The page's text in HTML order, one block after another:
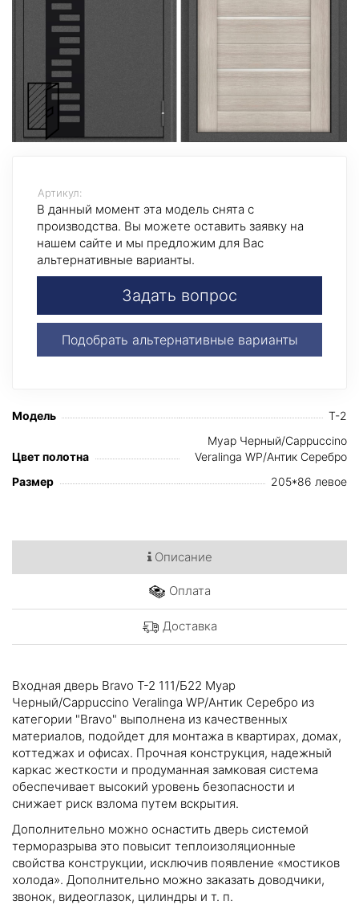
Артикул:
В данный момент эта модель снята с
производства. Вы можете оставить заявку на
нашем сайте и мы предложим для Вас
альтернативные варианты.
Задать вопрос
Подобрать альтернативные варианты
Модель T-2
Цвет полотна
Муар Черный/Cappuccino
Veralinga WP/Антик Серебро
Размер
205*86 левое
Описание
Оплата
Доставка
Входная дверь Bravo T-2 111/Б22 Муар
Черный/Cappuccino Veralinga WP/Антик Серебро из
категории "Bravo" выполнена из качественных
материалов, подойдет для монтажа в квартирах, домах,
коттеджах и офисах. Прочная конструкция, надежный
каркас жесткости и продуманная замковая система
обеспечивает высокий уровень безопасности и
снижает риск взлома путем вскрытия.
Дополнительно можно оснастить дверь системой
терморазрыва это повысит теплоизоляционные
свойства конструкции, исключив появление «мостиков
холода». Дополнительно можно заказать доводчики,
звонок, видеоглазок, цилиндры и т. п.